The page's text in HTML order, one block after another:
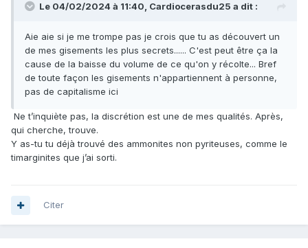
Le 04/02/2024 à 11:40, Cardiocerasdu25 a dit :
Aie aie si je me trompe pas je crois que tu as découvert un
de mes gisements les plus secrets...... C'est peut être ça la
cause de la baisse du volume de ce qu'on y récolte... Bref
de toute façon les gisements n'appartiennent à personne,
pas de capitalisme ici
Ne t’inquiète pas, la discrétion est une de mes qualités. Après,
qui cherche, trouve.
Y as-tu tu déjà trouvé des ammonites non pyriteuses, comme le
timarginites que j’ai sorti.
Citer